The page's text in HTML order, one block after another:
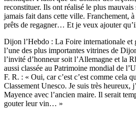
reconstituer. Ils ont réalisé le plus mauvais
jamais fait dans cette ville. Franchement,
prêts de regagner… Et je veux ajouter
Dijon l’Hebdo : La Foire internationale et
l’une des plus importantes vitrines de
l’invité d’honneur soit l’Allemagne et la
aussi classée au Patrimoine mondial de
F. R. : « Oui, car c’est c’est comme cela
Classement Unesco. Je suis très heureux,
Mayence avec l’ancien maire. Il serait
gouter leur vin… »